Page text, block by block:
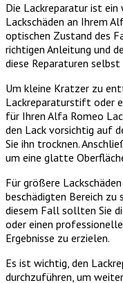
Die Lackreparatur ist
Lackschäden an Ihrem
optischen Zustand des
richtigen Anleitung und
diese Reparaturen
Um kleine Kratzer zu
Lackreparaturstift oder
für Ihren Alfa Romeo
den Lack vorsichtig auf
Sie ihn trocknen.
um eine glatte
Für größere
beschädigten Bereich zu
diesem Fall sollten Sie
oder einen
Ergebnisse zu erzielen.
Es ist wichtig, den
durchzuführen, um